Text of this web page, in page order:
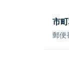
市
郵便